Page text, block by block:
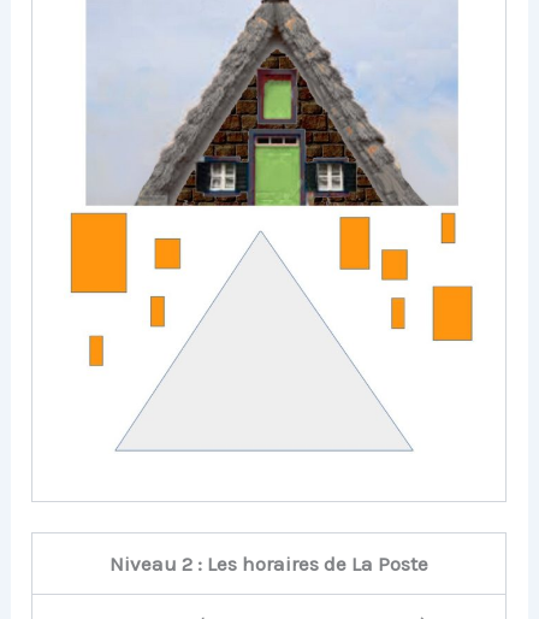
Niveau 2 : Les horaires de La Poste